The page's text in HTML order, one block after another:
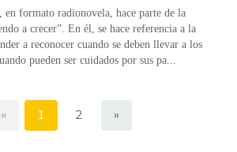
en formato radionovela, hace parte de la
a crecer”. En él, se hace referencia a la
a reconocer cuando se deben llevar a los
pueden ser cuidados por sus pa...
« 1 2 »